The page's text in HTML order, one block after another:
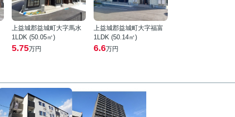
上益城郡益城町大字馬水
1LDK (50.05㎡)
5.75万円
上益城郡益城町大字福富
1LDK (50.14㎡)
6.6万円